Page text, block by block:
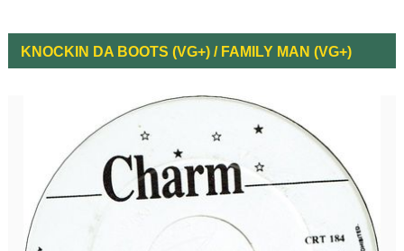
KNOCKIN DA BOOTS (VG+) / FAMILY MAN (VG+)